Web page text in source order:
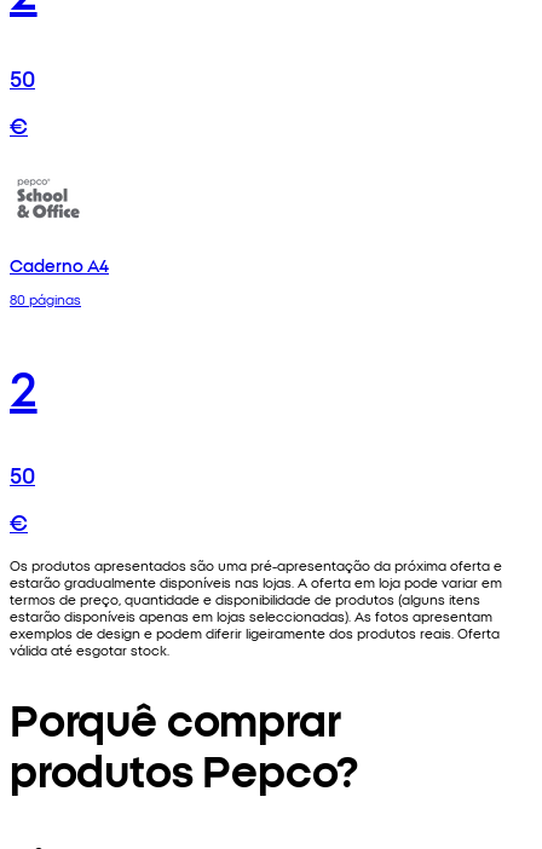
50
€
Caderno A4
80 páginas
2
50
€
Os produtos apresentados são uma pré-apresentação da próxima oferta e
estarão gradualmente disponíveis nas lojas. A oferta em loja pode variar em
termos de preço, quantidade e disponibilidade de produtos (alguns itens
estarão disponíveis apenas em lojas seleccionadas). As fotos apresentam
exemplos de design e podem diferir ligeiramente dos produtos reais. Oferta
válida até esgotar stock.
Porquê comprar
produtos Pepco?